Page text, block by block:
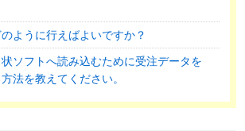
ように行えばよいですか？
ソフトへ読み込むために受注データを
法を教えてください。